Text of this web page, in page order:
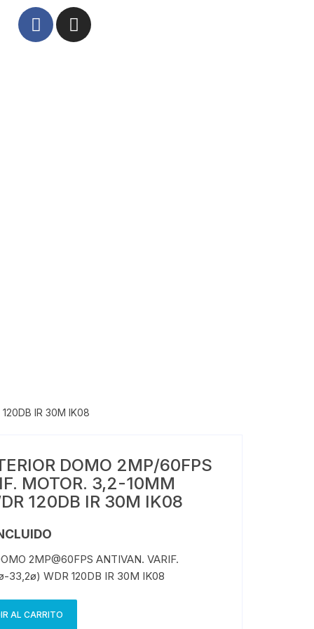
IR 30M IK08
DOMO 2MP/60FPS
MOTOR. 3,2-10MM
120DB IR 30M IK08
2MP@60FPS ANTIVAN. VARIF.
33,2ø) WDR 120DB IR 30M IK08
AL CARRITO